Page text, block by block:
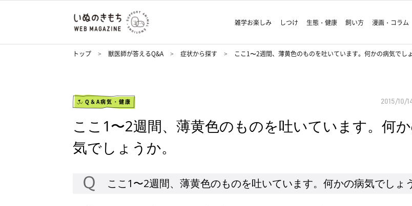
雑学お楽しみ しつけ 生態・健康 飼い方 漫画・コラム
トップ 獣医師が答えるQ&A 症状から探す ここ1〜2週間、薄黄色のものを吐いています。何かの病気でしょ
Q＆A病気・健康 2015/10/
ここ1〜2週間、薄黄色のものを吐いています。何
気でしょうか。
ここ1〜2週間、薄黄色のものを吐いています。何かの病気でしょ